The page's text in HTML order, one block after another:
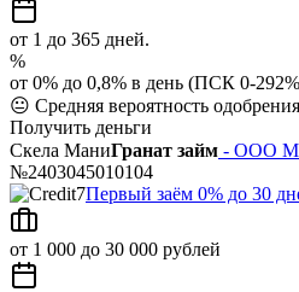
от 1 до 365 дней.
%
от 0% до 0,8% в день (ПСК 0-
😐 Средняя вероятность одобрения
Получить деньги
Скела МаниГранат займ - ООО
№2403045010104
Первый заём 0% до 30
от 1 000 до 30 000 рублей